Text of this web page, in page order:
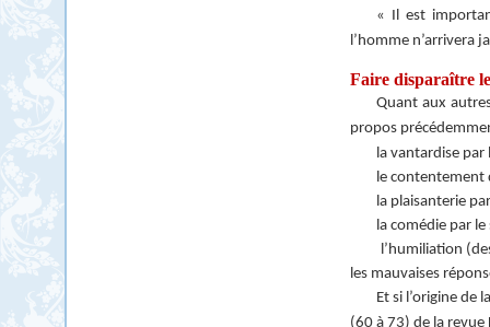
« Il est
l’homme n’arrivera
Faire disparaître
Quant aux
propos
la vantardise par
le contentement
la plaisanterie
la comédie par
l’humiliation
les mauvaises
Et si l’origine de
(60 à 73) de la revue